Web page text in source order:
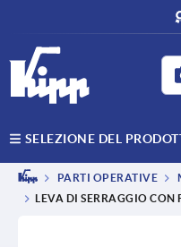
SELEZIONE DEL
PARTI OPERATIVE
LEVA DI SERRAGGIO